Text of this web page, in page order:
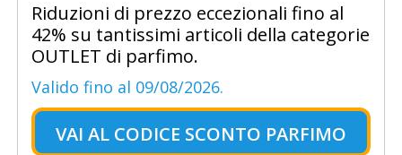
Riduzioni di prezzo eccezionali fino al
42% su tantissimi articoli della categorie
OUTLET di parfimo.
Valido fino al 09/08/2026.
VAI AL CODICE SCONTO PARFIMO